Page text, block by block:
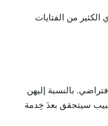
من الفتايات
بالنسبة إليهن
سيتحقق بعدَ خِدمة